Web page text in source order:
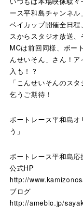
ース平和島チャンネル」
ベイカップ開催全日
スからスタジオ放送、
MCは前回同様、ボー
んせいそん」さん！
入も！？
「こんせいそんのスタ
乞うご期待！
ボートレース平和島
う」
ボートレース平和島
公式HP
http://
ブログ
http://ameblo.jp/